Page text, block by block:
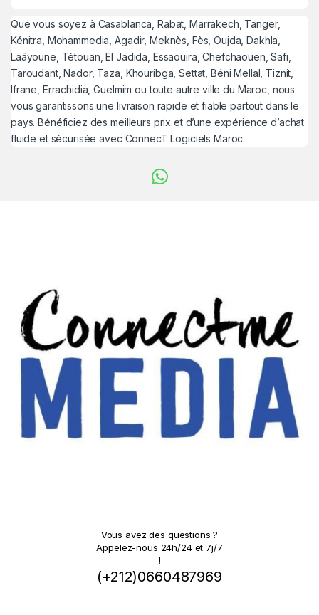
Que vous soyez à Casablanca, Rabat, Marrakech, Tanger,
Kénitra, Mohammedia, Agadir, Meknès, Fès, Oujda, Dakhla,
Laâyoune, Tétouan, El Jadida, Essaouira, Chefchaouen, Safi,
Taroudant, Nador, Taza, Khouribga, Settat, Béni Mellal, Tiznit,
Ifrane, Errachidia, Guelmim ou toute autre ville du Maroc, nous
vous garantissons une livraison rapide et fiable partout dans le
pays. Bénéficiez des meilleurs prix et d’une expérience d’achat
fluide et sécurisée avec ConnecT Logiciels Maroc.
Vous avez des questions ?
Appelez-nous 24h/24 et 7j/7
!
(+212)0660487969